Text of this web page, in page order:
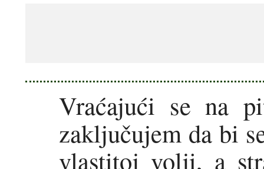
Vraćajući se na
zaključujem da bi
vlastitoj volji, a